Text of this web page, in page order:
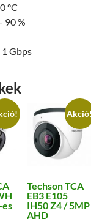
°C
90 %
Gbps
Techson TCA
EB3 E105
IH50 Z4 / 5MP
AHD